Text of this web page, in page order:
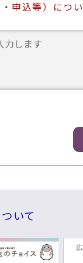
申込等）につ
いて